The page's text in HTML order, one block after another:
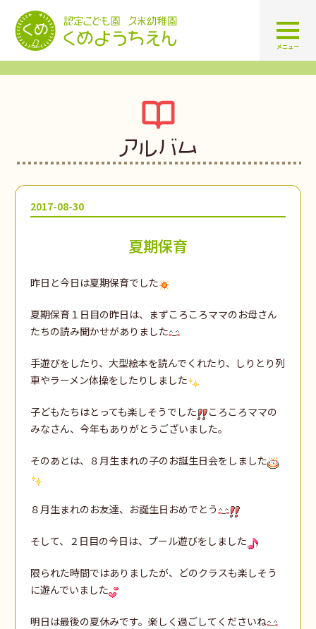
認定こども園 学校法人久米幼
メニュー
アルバム
2017-08-30
夏期保育
昨日と今日は夏期保育でした
夏期保育１日目の昨日は、まずころころママのお母さん
たちの読み聞かせがありました
手遊びをしたり、大型絵本を読んでくれたり、しりとり列
車やラーメン体操をしたりしました
子どもたちはとっても楽しそうでした
ころころママの
みなさん、今年もありがとうございました。
そのあとは、８月生まれの子のお誕生日会をしました
８月生まれのお友達、お誕生日おめでとう
そして、２日目の今日は、プール遊びをしました
限られた時間ではありましたが、どのクラスも楽しそう
に遊んでいました
明日は最後の夏休みです。楽しく過ごしてくださいね